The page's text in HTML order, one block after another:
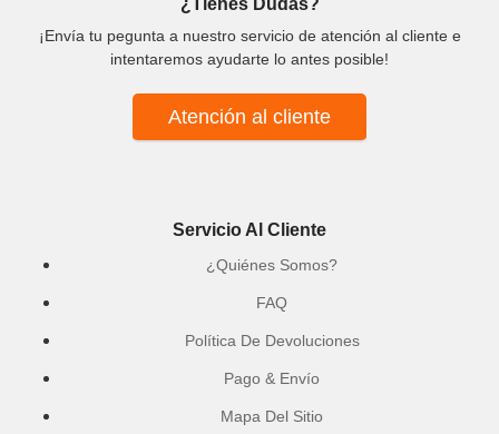
¡Envía tu pegunta a nuestro servicio de atención al cliente e
intentaremos ayudarte lo antes posible!
Atención al cliente
Servicio Al Cliente
¿Quiénes Somos?
FAQ
Política De Devoluciones
Pago & Envío
Mapa Del Sitio